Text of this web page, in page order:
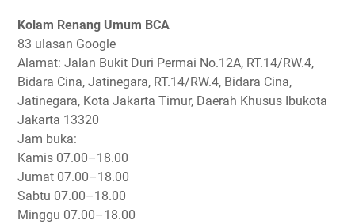
Kolam Renang Umum BCA
83 ulasan Google
Alamat: Jalan Bukit Duri Permai No.12A, RT.14/RW.4,
Bidara Cina, Jatinegara, RT.14/RW.4, Bidara Cina,
Jatinegara, Kota Jakarta Timur, Daerah Khusus Ibukota
Jakarta 13320
Jam buka:
Kamis 07.00–18.00
Jumat 07.00–18.00
Sabtu 07.00–18.00
Minggu 07.00–18.00